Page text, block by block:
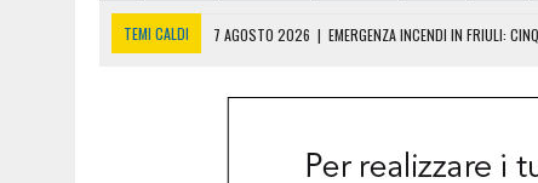
TEMI CALDI 7 AGOSTO 2026 | EMERGENZA INCENDI IN FRIULI:
LE PREVISIONI METEO PER IL WEEKEND IN FRIULI